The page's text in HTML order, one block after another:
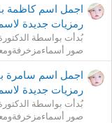
اجمل اسم كاظمة
رمزيات جديدة لاسم
بُدأت بواسطة
صور
اجمل اسم سامرة
رمزيات جديدة لاسم
بُدأت بواسطة
صور